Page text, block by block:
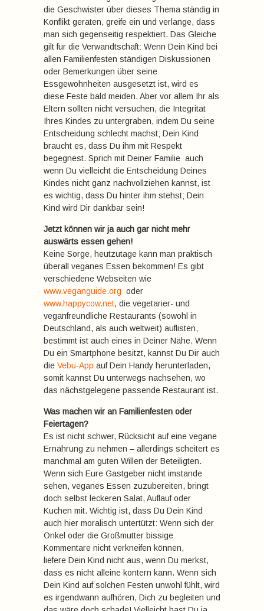
die Geschwister über dieses Thema ständig in
Konflikt geraten, greife ein und verlange, dass
man sich gegenseitig respektiert. Das Gleiche
gilt für die Verwandtschaft: Wenn Dein Kind bei
allen Familienfesten ständigen Diskussionen
oder Bemerkungen über seine
Essgewohnheiten ausgesetzt ist, wird es
diese Feste bald meiden. Aber vor allem Ihr als
Eltern sollten nicht versuchen, die Integrität
Ihres Kindes zu untergraben, indem Du seine
Entscheidung schlecht machst; Dein Kind
braucht es, dass Du ihm mit Respekt
begegnest. Sprich mit Deiner Familie  auch
wenn Du vielleicht die Entscheidung Deines
Kindes nicht ganz nachvollziehen kannst, ist
es wichtig, dass Du hinter ihm stehst; Dein
Kind wird Dir dankbar sein!
Jetzt können wir ja auch gar nicht mehr
auswärts essen gehen!
Keine Sorge, heutzutage kann man praktisch
überall veganes Essen bekommen! Es gibt
verschiedene Webseiten wie
www.veganguide.org oder
www.happycow.net, die vegetarier- und
veganfreundliche Restaurants (sowohl in
Deutschland, als auch weltweit) auflisten,
bestimmt ist auch eines in Deiner Nähe. Wenn
Du ein Smartphone besitzt, kannst Du Dir auch
die Vebu-App auf Dein Handy herunterladen,
somit kannst Du unterwegs nachsehen, wo
das nächstgelegene passende Restaurant ist.
Was machen wir an Familienfesten oder
Feiertagen?
Es ist nicht schwer, Rücksicht auf eine vegane
Ernährung zu nehmen – allerdings scheitert es
manchmal am guten Willen der Beteiligten.
Wenn sich Eure Gastgeber nicht imstande
sehen, veganes Essen zuzubereiten, bringt
doch selbst leckeren Salat, Auflauf oder
Kuchen mit. Wichtig ist, dass Du Dein Kind
auch hier moralisch untertützt: Wenn sich der
Onkel oder die Großmutter bissige
Kommentare nicht verkneifen können,
liefere Dein Kind nicht aus, wenn Du merkst,
dass es nicht alleine kontern kann. Wenn sich
Dein Kind auf solchen Festen unwohl fühlt, wird
es irgendwann aufhören, Dich zu begleiten und